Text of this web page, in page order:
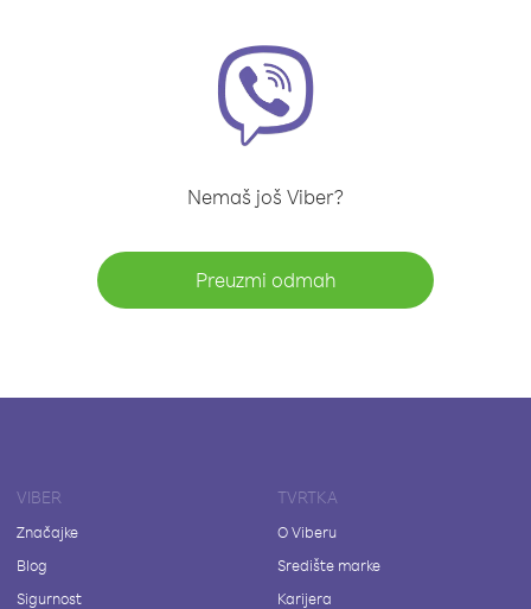
Nemaš još Viber?
Preuzmi odmah
VIBER
Značajke
Blog
Sigurnost
TVRTKA
O Viberu
Središte marke
Karijera